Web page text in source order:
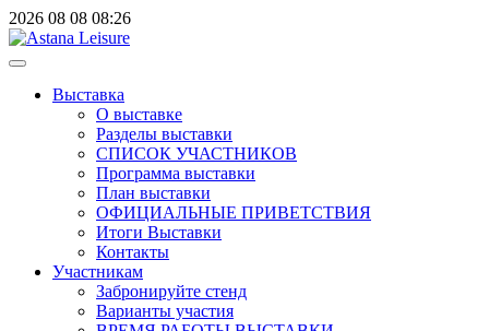
2026 08 08 08:26
Выставка
О выставке
Разделы выставки
СПИСОК УЧАСТНИКОВ
Программа выставки
План выставки
ОФИЦИАЛЬНЫЕ ПРИВЕТСТВИЯ
Итоги Выставки
Контакты
Участникам
Забронируйте стенд
Варианты участия